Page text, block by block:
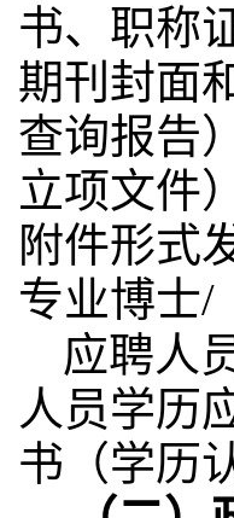
书、职称
期刊封面
查询报告
立项文件
附件形式
专业博士/
应聘人
人员学历
书（学历